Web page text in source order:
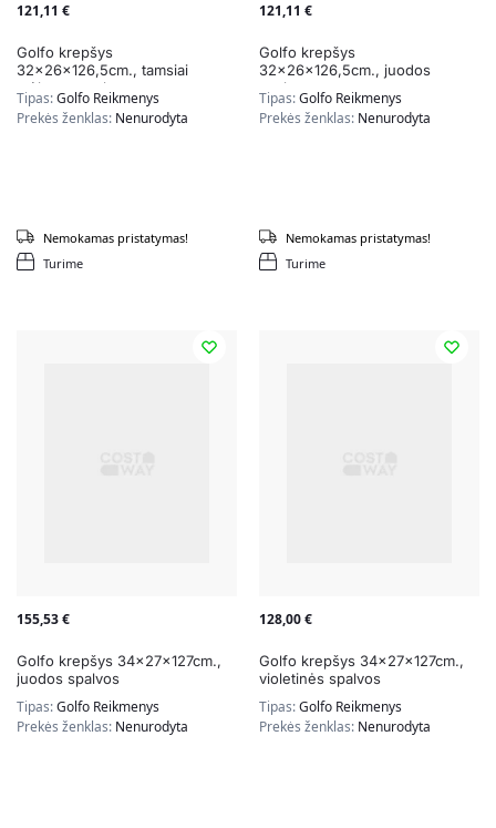
121,11 €
Golfo krepšys
32x26x126,5cm., tamsiai
mėlynos spalvos
Tipas:Golfo Reikmenys
Prekės ženklas: Nenurodyta
Turime
Nemokamas pristatymas!
121,11 €
Golfo krepšys
32x26x126,5cm., juodos
spalvos
Tipas:Golfo Reikmenys
Prekės ženklas: Nenurodyta
Turime
Nemokamas pristatymas!
155,53€
Golfo krepšys 34x27x127cm.,
juodos spalvos
Tipas:Golfo Reikmenys
Prekės ženklas: Nenurodyta
128,00€
Golfo krepšys 34x27x127cm.,
violetinės spalvos
Tipas:Golfo Reikmenys
Prekės ženklas: Nenurodyta